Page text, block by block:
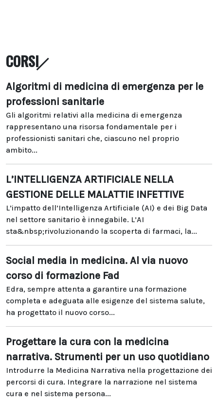
CORSI
Algoritmi di medicina di emergenza per le
professioni sanitarie
Gli algoritmi relativi alla medicina di emergenza
rappresentano una risorsa fondamentale per i
professionisti sanitari che, ciascuno nel proprio
ambito...
L’INTELLIGENZA ARTIFICIALE NELLA
GESTIONE DELLE MALATTIE INFETTIVE
L’impatto dell’Intelligenza Artificiale (AI) e dei Big Data
nel settore sanitario è innegabile. L’AI
sta&nbsp;rivoluzionando la scoperta di farmaci, la...
Social media in medicina. Al via nuovo
corso di formazione Fad
Edra, sempre attenta a garantire una formazione
completa e adeguata alle esigenze del sistema salute,
ha progettato il nuovo corso...
Progettare la cura con la medicina
narrativa. Strumenti per un uso quotidiano
Introdurre la Medicina Narrativa nella progettazione dei
percorsi di cura. Integrare la narrazione nel sistema
cura e nel sistema persona...